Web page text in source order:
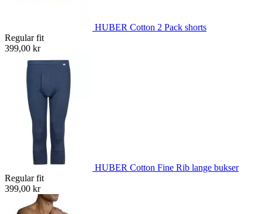
HUBER Cotton 2 Pack shorts
Regular fit
399,00 kr
HUBER Cotton Fine Rib lange bukser
Regular fit
399,00 kr